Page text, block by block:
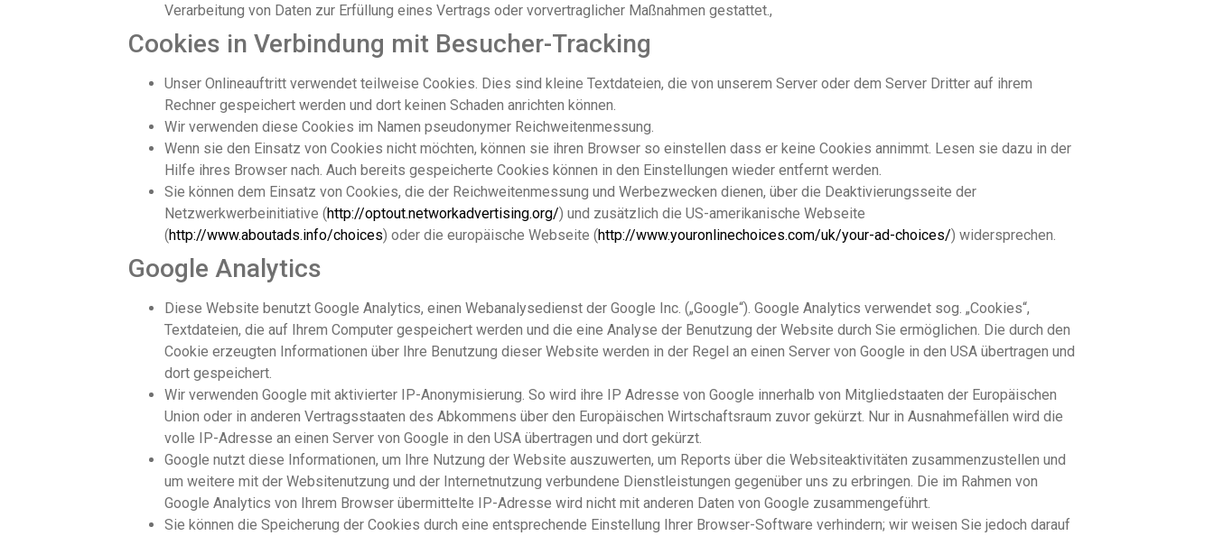
Verarbeitung von Daten zur Erfüllung eines Vertrags oder vorvertraglicher Maßnahmen gestattet.,
Cookies in Verbindung mit Besucher-Tracking
Unser Onlineauftritt verwendet teilweise Cookies. Dies sind kleine Textdateien, die von unserem Server oder dem Server Dritter auf ihrem
Rechner gespeichert werden und dort keinen Schaden anrichten können.
Wir verwenden diese Cookies im Namen pseudonymer Reichweitenmessung.
Wenn sie den Einsatz von Cookies nicht möchten, können sie ihren Browser so einstellen dass er keine Cookies annimmt. Lesen sie dazu in der
Hilfe ihres Browser nach. Auch bereits gespeicherte Cookies können in den Einstellungen wieder entfernt werden.
Sie können dem Einsatz von Cookies, die der Reichweitenmessung und Werbezwecken dienen, über die Deaktivierungsseite der
Netzwerkwerbeinitiative (http://optout.networkadvertising.org/) und zusätzlich die US-amerikanische Webseite
(http://www.aboutads.info/choices) oder die europäische Webseite (http://www.youronlinechoices.com/uk/your-ad-choices/) widersprechen.
Google Analytics
Diese Website benutzt Google Analytics, einen Webanalysedienst der Google Inc. („Google“). Google Analytics verwendet sog. „Cookies“,
Textdateien, die auf Ihrem Computer gespeichert werden und die eine Analyse der Benutzung der Website durch Sie ermöglichen. Die durch den
Cookie erzeugten Informationen über Ihre Benutzung dieser Website werden in der Regel an einen Server von Google in den USA übertragen und
dort gespeichert.
Wir verwenden Google mit aktivierter IP-Anonymisierung. So wird ihre IP Adresse von Google innerhalb von Mitgliedstaaten der Europäischen
Union oder in anderen Vertragsstaaten des Abkommens über den Europäischen Wirtschaftsraum zuvor gekürzt. Nur in Ausnahmefällen wird die
volle IP-Adresse an einen Server von Google in den USA übertragen und dort gekürzt.
Google nutzt diese Informationen, um Ihre Nutzung der Website auszuwerten, um Reports über die Websiteaktivitäten zusammenzustellen und
um weitere mit der Websitenutzung und der Internetnutzung verbundene Dienstleistungen gegenüber uns zu erbringen. Die im Rahmen von
Google Analytics von Ihrem Browser übermittelte IP-Adresse wird nicht mit anderen Daten von Google zusammengeführt.
Sie können die Speicherung der Cookies durch eine entsprechende Einstellung Ihrer Browser-Software verhindern; wir weisen Sie jedoch darauf